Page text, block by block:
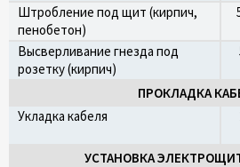
Штробление под щит (кирпич,
пенобетон)
Высверливание гнезда под
розетку (кирпич)
ПРОКЛАДКА
Укладка кабеля
УСТАНОВКА